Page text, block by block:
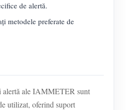
de alertă.
metodele preferate de
alertă ale IAMMETER sunt
utilizat, oferind suport